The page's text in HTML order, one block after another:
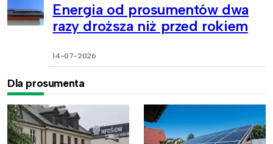
Energia od prosumentów dwa
razy droższa niż przed rokiem
14-07-2026
Dla prosumenta